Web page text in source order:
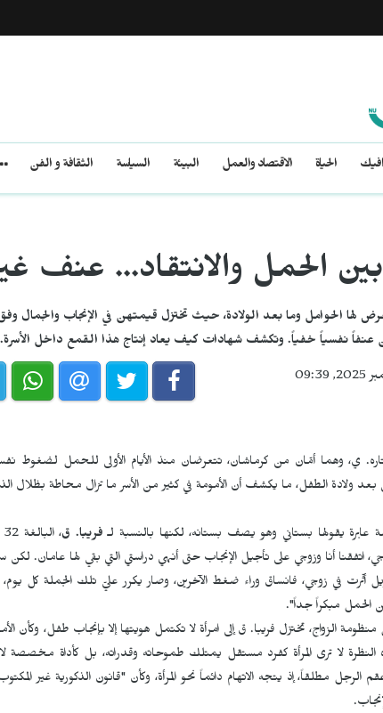
الحياة الاقتصاد والعمل البيئة السياسة الثقافة و الفن
الحمل والانتقاد... عنف
لها الحوامل وما بعد الولادة، حيث تختزل قيمتهن في الإنجاب والجمال
نفسياً خفياً. وتكشف شهادات كيف يعاد إنتاج هذا القمع داخل الأسرة.
ي، وهما أمّان من كرماشان، تتعرضان منذ الأيام الأولى للحمل لضغوط
ولادة الطفل، ما يكشف أن الأمومة في كثير من الأسر ما تزال محاطة بظلال
يقولها بستاني وهو يصف بستانه، لكنها بالنسبة لـ فريبا. ق
اتفقنا أنا وزوجي على تأجيل الإنجاب حتى أنهي دراستي التي بقي لها عامان. لكن
أثّرت في زوجي، فانساق وراء ضغط الآخرين، وصار يكرر عليّ تلك الجملة كل
الحمل مبكراً جداً".
منظومة الزواج، تختزل فريبا. ق إلى امرأة لا تكتمل هويتها إلا بإنجاب طفل، وكأن
لا ترى المرأة كفرد مستقل يمتلك طموحاته وقدراته، بل كأداة مخصصة
الرجل مطلقاً، إذ يتجه الاتهام دائماً نحو المرأة، وكأن "قانون الذكورية غير